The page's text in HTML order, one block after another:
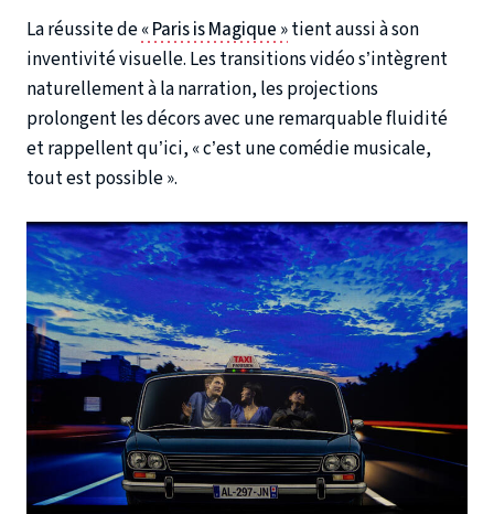
La réussite de« Paris is Magique »tient aussi à son
inventivité visuelle. Les transitions vidéo s’intègrent
naturellement à la narration, les projections
prolongent les décors avec une remarquable fluidité
et rappellent qu’ici, « c’est une comédie musicale,
tout est possible ».